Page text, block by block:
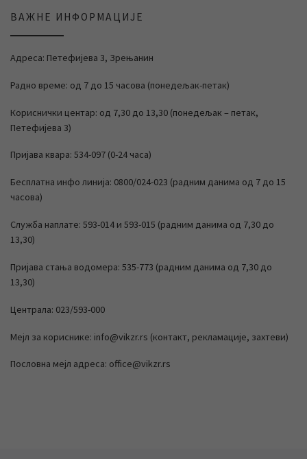
ВАЖНЕ ИНФОРМАЦИЈЕ
Адреса: Петефијева 3, Зрењанин
Радно време: од 7 до 15 часова (понедељак-петак)
Кориснички центар: од 7,30 до 13,30 (понедељак – петак,
Петефијева 3)
Пријава квара: 534-097 (0-24 часа)
Бесплатна инфо линија: 0800/024-023 (радним данима од 7 до 15
часова)
Служба наплате: 593-014 и 593-015 (радним данима од 7,30 до
13,30)
Пријава стања водомера: 535-773 (радним данима од 7,30 до
13,30)
Централа: 023/593-000
Мејл за кориснике: info@vikzr.rs (контакт, рекламације, захтеви)
Пословна мејл адреса: office@vikzr.rs